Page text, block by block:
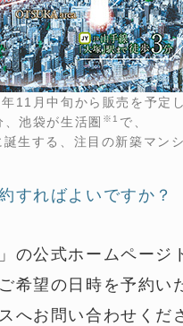
11月中旬から販売を予定
池袋が生活圏 ※1 で、
生する、注目の新築マンシ
すればよいですか？
の公式ホームページ
希望の日時を予約い
へお問い合わせくだ